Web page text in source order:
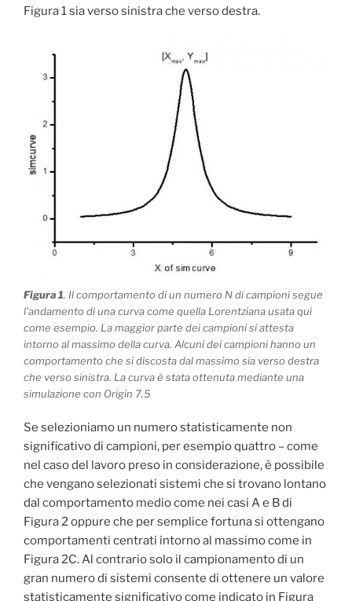
Figura 1 sia verso sinistra che verso destra.
Figura 1. Il comportamento di un numero N di campioni segue
l’andamento di una curva come quella Lorentziana usata qui
come esempio. La maggior parte dei campioni si attesta
intorno al massimo della curva. Alcuni dei campioni hanno un
comportamento che si discosta dal massimo sia verso destra
che verso sinistra. La curva è stata ottenuta mediante una
simulazione con Origin 7.5
Se selezioniamo un numero statisticamente non
significativo di campioni, per esempio quattro – come
nel caso del lavoro preso in considerazione, è possibile
che vengano selezionati sistemi che si trovano lontano
dal comportamento medio come nei casi A e B di
Figura 2 oppure che per semplice fortuna si ottengano
comportamenti centrati intorno al massimo come in
Figura 2C. Al contrario solo il campionamento di un
gran numero di sistemi consente di ottenere un valore
statisticamente significativo come indicato in Figura